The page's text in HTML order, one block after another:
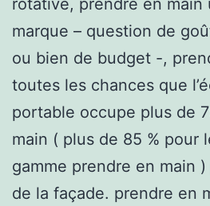
marque – question de
ou bien de budget -,
toutes les chances que
portable occupe plus de
main ( plus de 85 % pour
gamme prendre en main
de la façade. prendre en